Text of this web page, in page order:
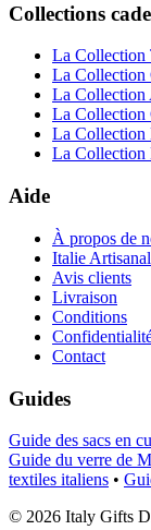
Collections
La Collection
La Collection
La Collection
La Collection
La Collection
La Collection
Aide
À propos de
Italie
Avis clients
Livraison
Conditions
Contact
Guides
Guide des sacs en
Guide du verre de
textiles italiens •
© 2026 Italy Gifts